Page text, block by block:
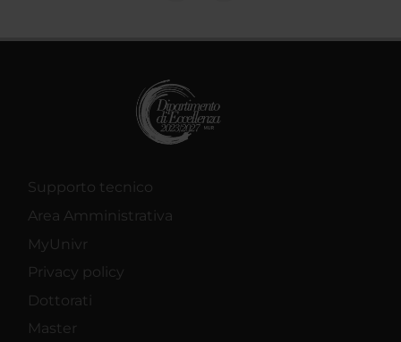
Supporto tecnico
Area Amministrativa
MyUnivr
Privacy policy
Dottorati
Master